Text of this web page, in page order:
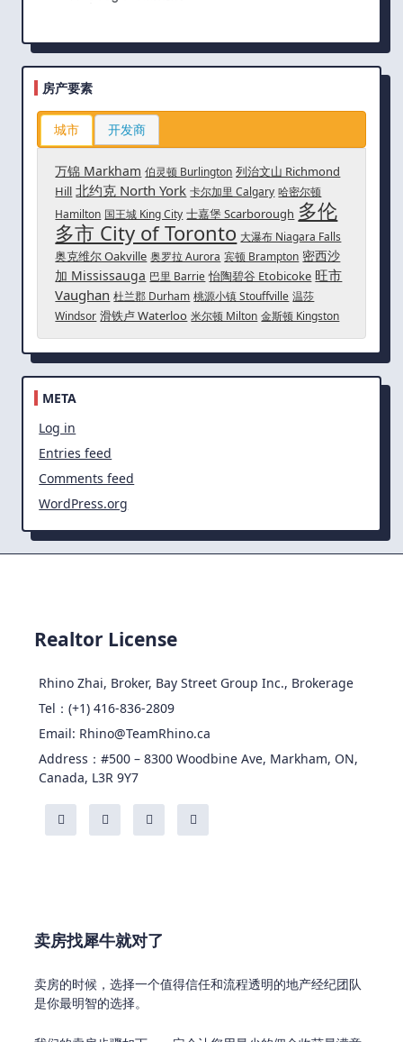
房产要素
城市 开发商
万锦 Markham 伯灵顿 Burlington 列治文山 Richmond
Hill 北约克 North York 卡尔加里 Calgary 哈密尔顿
Hamilton 国王城 King City 士嘉堡 Scarborough 多伦
多市 City of Toronto 大瀑布 Niagara Falls
奥克维尔 Oakville 奥罗拉 Aurora 宾顿 Brampton 密西沙
加 Mississauga 巴里 Barrie 怡陶碧谷 Etobicoke 旺市
Vaughan 杜兰郡 Durham 桃源小镇 Stouffville 温莎
Windsor 滑铁卢 Waterloo 米尔顿 Milton 金斯顿 Kingston
META
Log in
Entries feed
Comments feed
WordPress.org
Realtor License
Rhino Zhai, Broker, Bay Street Group Inc., Brokerage
Tel：(+1) 416-836-2809
Email: Rhino@TeamRhino.ca
Address：#500 – 8300 Woodbine Ave, Markham, ON,
Canada, L3R 9Y7
卖房找犀牛就对了
卖房的时候，选择一个值得信任和流程透明的地产经纪团队
是你最明智的选择。